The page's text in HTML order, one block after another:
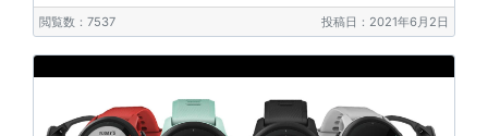
閲覧数：7537 投稿日：2021年6月2日